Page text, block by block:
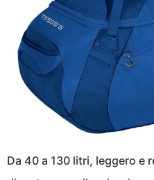
Da 40 a 130 litri, leggero e